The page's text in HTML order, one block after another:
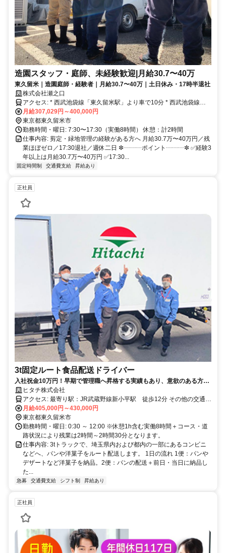
造園スタッフ・庭師、未経験歓迎|月給30.7〜40万
東久留米｜造園庭師・経験者｜月給30.7〜40万｜土日休み・17時半退社
株式会社瀬之口
アクセス: * 西武池袋線「東久留米駅」より車で10分 * 西武池袋線
「ひばりヶ丘駅」より車で15分 ◎マイカー・バイク通勤OK（規定ガ
ソリン代支給） ※駐車場費用は自己負担（補助相談可）
月給307,029円～400,000円
東京都東久留米市
勤務時間・曜日: 7:30〜17:30（実働8時間） 休憩：計2時間
仕事内容: 剪定・緑地管理の経験がある方へ 月給30.7万〜40万円／残
業ほぼゼロ／17:30退社／週休二日 ✼┈┈┈ポイント┈┈┈✼ ✅️経験3
年以上は月給30.7万〜40万円 ✅️17:30...
固定時間制 交通費支給 昇給あり
正社員
3t固定ルート食品配送ドライバー
入社祝金10万円！早期で管理職へ昇格する実績もあり、意欲のある方が
しっかり活躍できる環境が整っています。
ヒタチ株式会社
アクセス: 最寄り駅：JR武蔵野線新小平駅 徒歩12分 その他の交通手
段：車／バイク通勤可
月給405,000円～430,000円
東京都東久留米市
勤務時間・曜日: 0:30 ～ 12:00 ※休憩1h含む実働8時間＋コース・道
路状況により残業は2時間～2時間30分となります。
仕事内容: 3tトラックで、埼玉県内および都内の一部にあるコンビニ
などへ、パンや洋菓子をルート配送します。 1日の流れ 1便：パンや
デザートなど洋菓子を納品。2便：パンの配送＋前日・当日に納品し
た...
急募 交通費支給 シフト制 昇給あり
正社員